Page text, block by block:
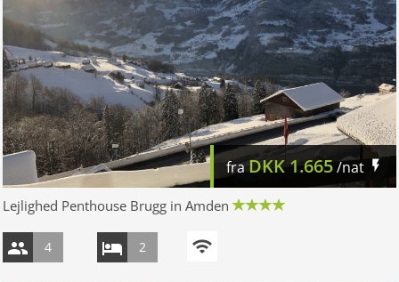
fraDKK1.665/nat
Lejlighed Penthouse Brugg in Amden
4 2